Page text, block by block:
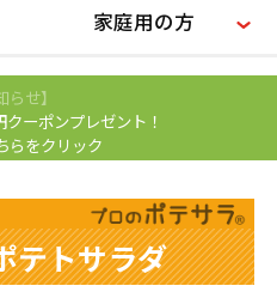
家庭用の方
らせ】
ーポンプレゼント！
らをクリック
テトサラダ